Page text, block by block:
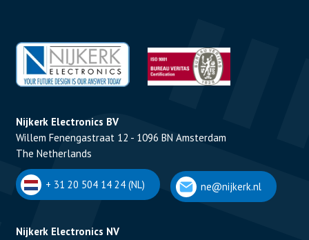
Nijkerk Electronics BV
Willem Fenengastraat 12 - 1096 BN Amsterdam
The Netherlands
+ 31 20 504 14 24 (NL) ne@nijkerk.nl
Nijkerk Electronics NV